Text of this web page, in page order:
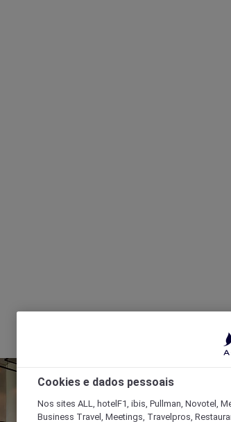
Cookies e dados pessoais
Nos sites ALL, hotelF1, ibis, Pullman, Novotel,
Business Travel, Meetings, Travelpros,